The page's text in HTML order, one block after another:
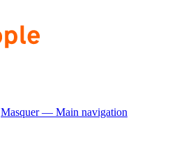
Masquer — Main navigation